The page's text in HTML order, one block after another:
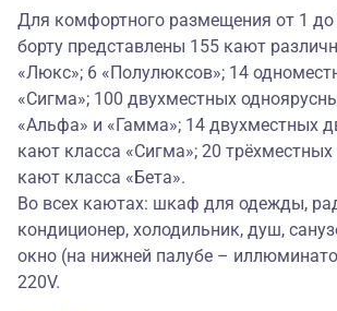
Для комфортного размещения от 1 до
борту представлены 155 кают
«Люкс»; 6 «Полулюксов»; 14
«Сигма»; 100 двухместных
«Альфа» и «Гамма»; 14 двухместных
кают класса «Сигма»; 20
кают класса «Бета».
Во всех каютах: шкаф для одежды,
кондиционер, холодильник, душ,
окно (на нижней палубе –
220V.